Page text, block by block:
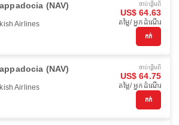
(NAV)
Airlines
ចាប់ផ្ដើមពី
US$ 64.63
តម្លៃ/ អ្នកដំណើរ
កក់
(NAV)
Airlines
ចាប់ផ្ដើមពី
US$ 64.75
តម្លៃ/ អ្នកដំណើរ
កក់